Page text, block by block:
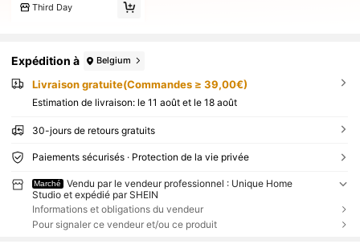
Third Day
Expédition à Belgium
Livraison gratuite(Commandes ≥ 39,00€)
Estimation de livraison: le 11 août et le 18 août
30-jours de retours gratuits
Paiements sécurisés · Protection de la vie privée
Marché
Vendu par le vendeur professionnel : Unique Home
Studio et expédié par SHEIN
Informations et obligations du vendeur
Pour signaler ce vendeur et/ou ce produit